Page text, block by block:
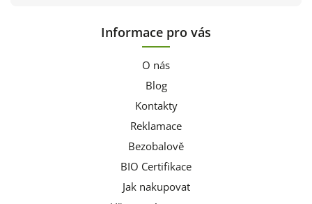
Informace pro vás
O nás
Blog
Kontakty
Reklamace
Bezobalově
BIO Certifikace
Jak nakupovat